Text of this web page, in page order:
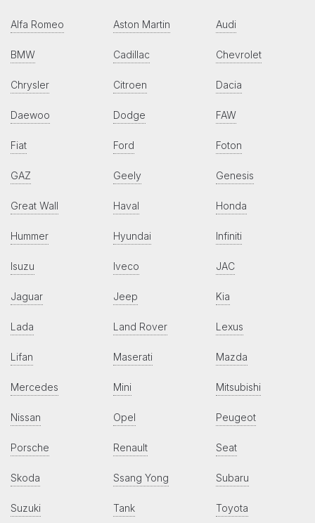
Alfa Romeo Aston Martin Audi
BMW Cadillac Chevrolet
Chrysler Citroen Dacia
Daewoo Dodge FAW
Fiat Ford Foton
GAZ Geely Genesis
Great Wall Haval Honda
Hummer Hyundai Infiniti
Isuzu Iveco JAC
Jaguar Jeep Kia
Lada Land Rover Lexus
Lifan Maserati Mazda
Mercedes Mini Mitsubishi
Nissan Opel Peugeot
Porsche Renault Seat
Skoda Ssang Yong Subaru
Suzuki Tank Toyota